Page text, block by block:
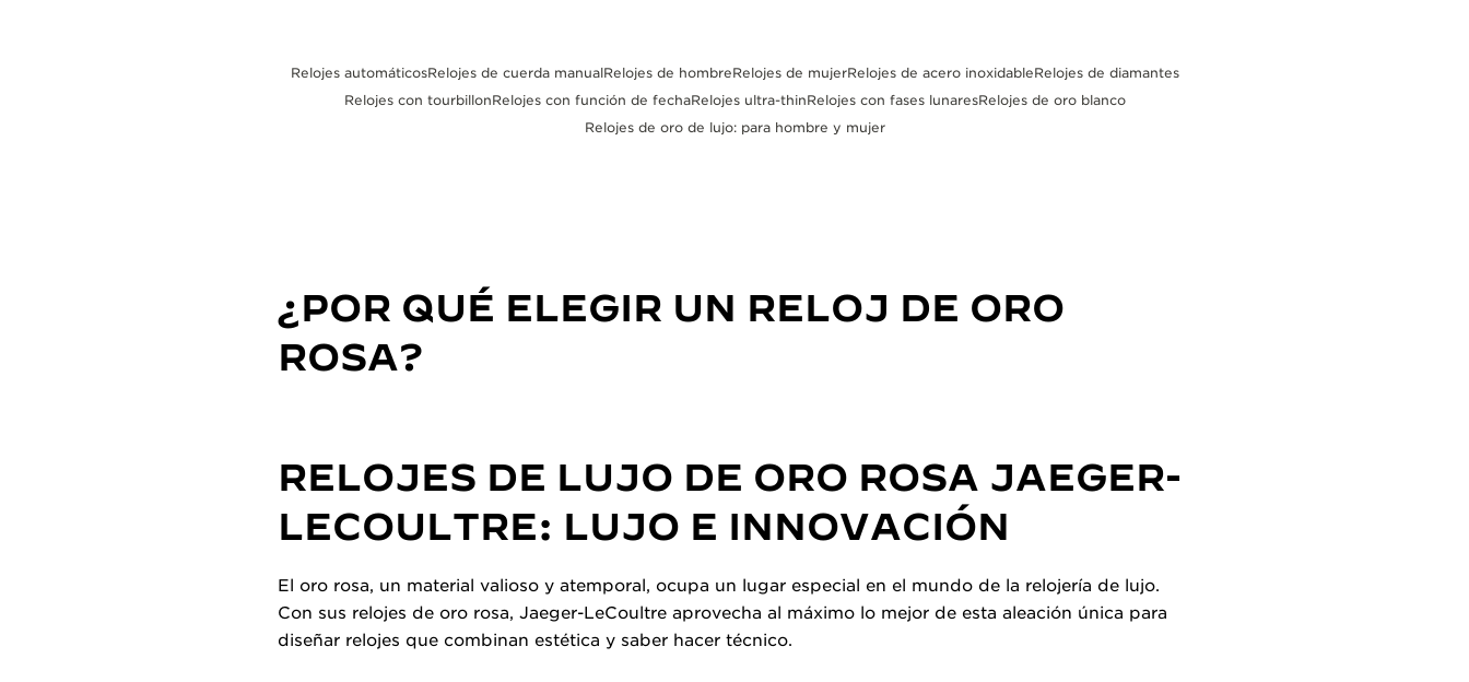
Relojes automáticosRelojes de cuerda manualRelojes de hombreRelojes de mujerRelojes de acero inoxidableRelojes de diamantes
Relojes con tourbillonRelojes con función de fechaRelojes ultra-thinRelojes con fases lunaresRelojes de oro blanco
Relojes de oro de lujo: para hombre y mujer
¿POR QUÉ ELEGIR UN RELOJ DE ORO
ROSA?
RELOJES DE LUJO DE ORO ROSA JAEGER-
LECOULTRE: LUJO E INNOVACIÓN
El oro rosa, un material valioso y atemporal, ocupa un lugar especial en el mundo de la relojería de lujo.
Con sus relojes de oro rosa, Jaeger-LeCoultre aprovecha al máximo lo mejor de esta aleación única para
diseñar relojes que combinan estética y saber hacer técnico.